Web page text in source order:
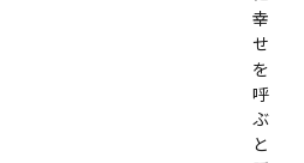
幸
せ
を
呼
ぶ
と